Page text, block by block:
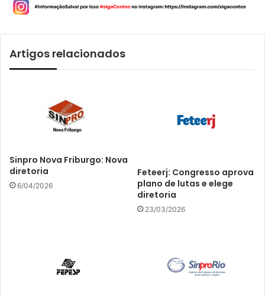
Artigos relacionados
Sinpro Nova Friburgo: Nova
diretoria
6/04/2026
Feteerj: Congresso aprova
plano de lutas e elege
diretoria
23/03/2026